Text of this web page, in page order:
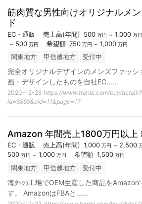
筋肉質な男性向けオリジナルメ
ド
EC・通販 売上高(年間) 500 万円 ~ 1,000 万円
~ 500 万円 希望額 750 万円 ~ 1,000 万円
関東地方 甲信越地方 受付中
完全オリジナルデザインのメンズファッシ
画・デザインしたものを自社EC......
2020-12-28 https://www.tranbi.com/buy/detail/?
id=6869&oid=11&page=17
Amazon 年間売上1800万円以上
EC・通販 売上高(年間) 1,000 万円 ~ 2,500
500 万円 ~ 1,000 万円 希望額 1,500 万円
関東地方 甲信越地方 受付中
海外の工場でOEM生産した商品をAmazon
す。 AmazonはFBAと......